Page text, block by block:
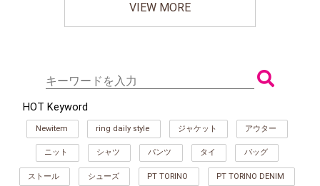
VIEW MORE
HOT Keyword
Newitem ring daily style ジャケット アウター
ニット シャツ パンツ タイ バッグ
ストール シューズ PT TORINO PT TORINO DENIM